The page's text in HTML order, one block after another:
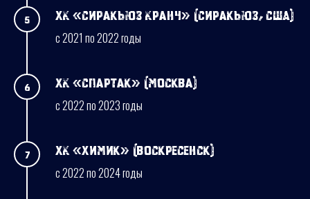
ХК «Сиракьюз Кранч» (Сиракьюз, США)
с 2021 по 2022 годы
ХК «Спартак» (Москва)
с 2022 по 2023 годы
ХК «Химик» (Воскресенск)
с 2022 по 2024 годы